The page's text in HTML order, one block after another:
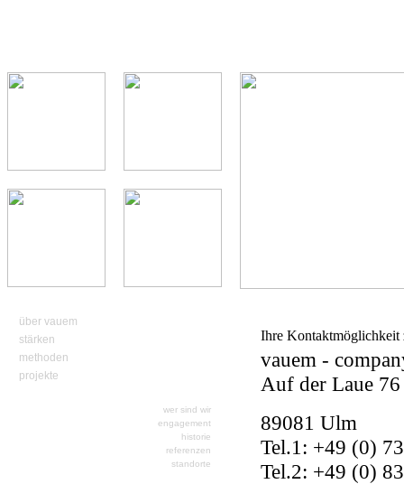
über vauem
stärken
methoden
projekte
wer sind wir
engagement
historie
referenzen
standorte
Ihre Kontaktmöglichkeit
vauem -
Auf der Laue 76
89081 Ulm
Tel.1: +49 (0)
Tel.2: +49 (0)